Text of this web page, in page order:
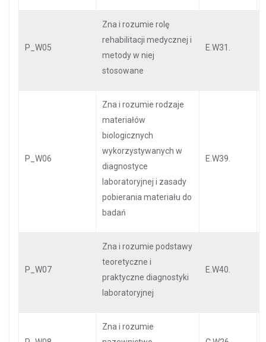
P_W05
Zna i rozumie rolę
rehabilitacji medycznej i
metody w niej
stosowane
E.W31.
P_W06
Zna i rozumie rodzaje
materiałów
biologicznych
wykorzystywanych w
diagnostyce
laboratoryjnej i zasady
pobierania materiału do
badań
E.W39.
P_W07
Zna i rozumie podstawy
teoretyczne i
praktyczne diagnostyki
laboratoryjnej
E.W40.
Zna i rozumie